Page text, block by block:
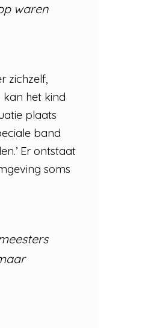
waren
zichzelf,
het kind
plaats
band
Er ontstaat
soms